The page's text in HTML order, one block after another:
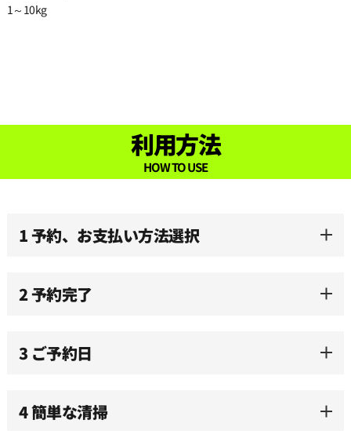
1～10kg
利用方法
HOW TO USE
1 予約、お支払い方法選択
2 予約完了
3 ご予約日
4 簡単な清掃